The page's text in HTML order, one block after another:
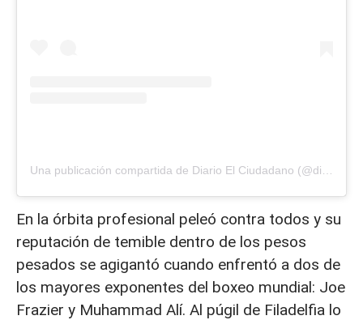
En la órbita profesional peleó contra todos y su
reputación de temible dentro de los pesos
pesados se agigantó cuando enfrentó a dos de
los mayores exponentes del boxeo mundial: Joe
Frazier y Muhammad Alí. Al púgil de Filadelfia lo